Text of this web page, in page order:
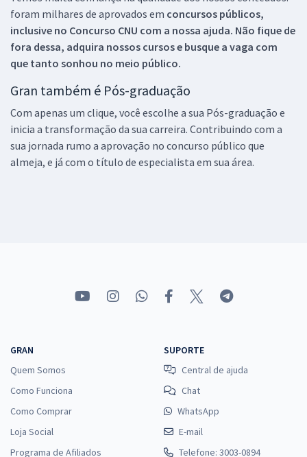
foram milhares de aprovados em concursos públicos,
inclusive no Concurso CNU com a nossa ajuda. Não fique de
fora dessa, adquira nossos cursos e busque a vaga com
que tanto sonhou no meio público.
Gran também é Pós-graduação
Com apenas um clique, você escolhe a sua Pós-graduação e
inicia a transformação da sua carreira. Contribuindo com a
sua jornada rumo a aprovação no concurso público que
almeja, e já com o título de especialista em sua área.
GRAN
Quem Somos
Como Funciona
Como Comprar
Loja Social
Programa de Afiliados
SUPORTE
Central de ajuda
Chat
WhatsApp
E-mail
Telefone: 3003-0894